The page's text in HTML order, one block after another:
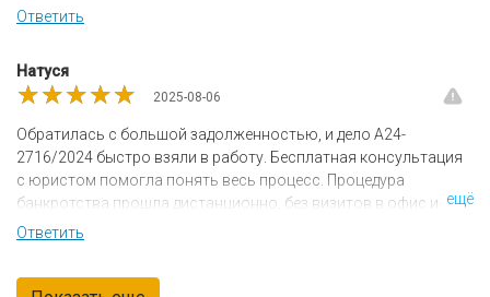
когда ситуация достигла пика! Обратилась. Мне всё
качественно. Спасибо большое НССД. Рекомендую (кому
интересно номер дела А-72-3061/2025)
Ответить
Натуся
2025-08-06
★★★★★
★★★★★
★★★★★
Обратилась с большой задолженностью, и дело А24-
2716/2024 быстро взяли в работу. Бесплатная консультация
с юристом помогла понять весь процесс. Процедура
банкротства прошла дистанционно, без визитов в офис и
суды. За 8 месяцев смогла полностью избавиться от долгов и
ещё
Ответить